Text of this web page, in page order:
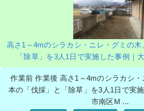
高さ1～4mのシラカシ・ニレ・グミの木
「除草」を3人1日で実施した事例｜
作業前 作業後 高さ1～4mのシラカシ
本の「伐採」と「除草」を3人1日で実
市南区M ...